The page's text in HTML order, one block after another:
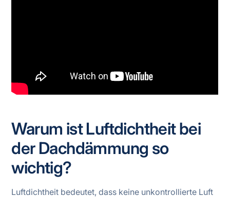
Warum ist Luftdichtheit bei
der Dachdämmung so
wichtig?
Luftdichtheit bedeutet, dass keine unkontrollierte Luft